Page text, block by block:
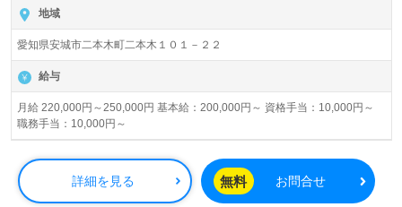
地域
愛知県安城市二本木町二本木１０１－２２
給与
月給 220,000円～250,000円 基本給：200,000円～ 資格手当：10,000円～
職務手当：10,000円～
詳細を見る 無料 お問合せ